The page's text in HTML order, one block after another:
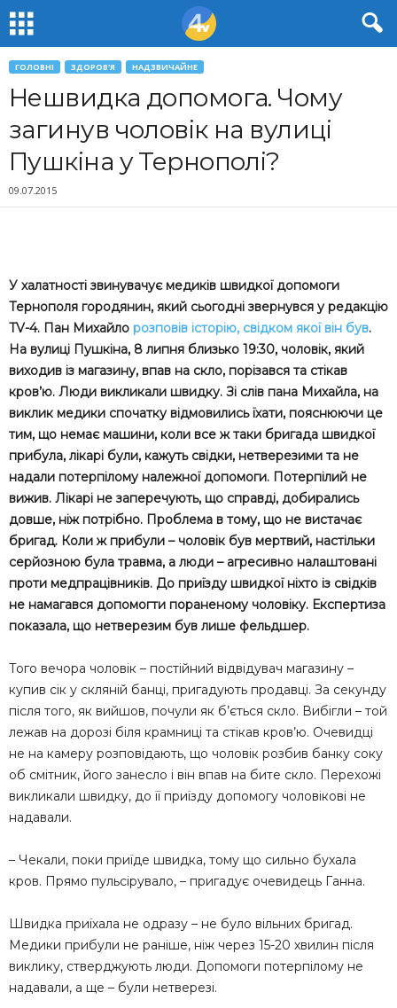
ГОЛОВНІ ЗДОРОВ'Я НАДЗВИЧАЙНЕ
Нешвидка допомога. Чому
загинув чоловік на вулиці
Пушкіна у Тернополі?
09.07.2015
У халатності звинувачує медиків швидкої допомоги
Тернополя городянин, який сьогодні звернувся у редакцію
TV-4. Пан Михайло розповів історію, свідком якої він був.
На вулиці Пушкіна, 8 липня близько 19:30, чоловік, який
виходив із магазину, впав на скло, порізався та стікав
кров’ю. Люди викликали швидку. Зі слів пана Михайла, на
виклик медики спочатку відмовились їхати, пояснюючи це
тим, що немає машини, коли все ж таки бригада швидкої
прибула, лікарі були, кажуть свідки, нетверезими та не
надали потерпілому належної допомоги. Потерпілий не
вижив. Лікарі не заперечують, що справді, добирались
довше, ніж потрібно. Проблема в тому, що не вистачає
бригад. Коли ж прибули – чоловік був мертвий, настільки
серйозною була травма, а люди – агресивно налаштовані
проти медпрацівників. До приїзду швидкої ніхто із свідків
не намагався допомогти пораненому чоловіку. Експертиза
показала, що нетверезим був лише фельдшер.
Того вечора чоловік – постійний відвідувач магазину –
купив сік у скляній банці, пригадують продавці. За секунду
після того, як вийшов, почули як б’ється скло. Вибігли – той
лежав на дорозі біля крамниці та стікав кров’ю. Очевидці
не на камеру розповідають, що чоловік розбив банку соку
об смітник, його занесло і він впав на бите скло. Перехожі
викликали швидку, до її приїзду допомогу чоловікові не
надавали.
– Чекали, поки приїде швидка, тому що сильно бухала
кров. Прямо пульсірувало, – пригадує очевидець Ганна.
Швидка приїхала не одразу – не було вільних бригад.
Медики прибули не раніше, ніж через 15-20 хвилин після
виклику, стверджують люди. Допомоги потерпілому не
надавали, а ще – були нетверезі.